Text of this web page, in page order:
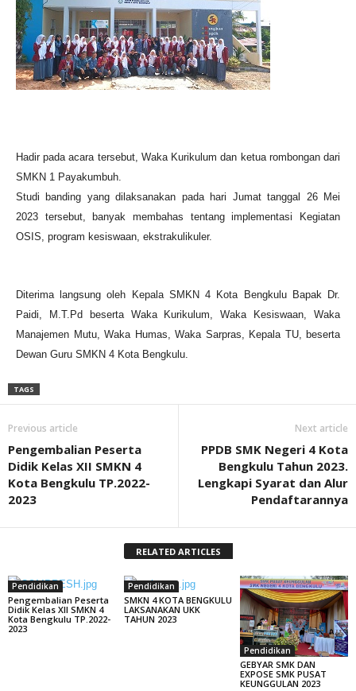
Hadir pada acara tersebut, Waka Kurikulum dan ketua rombongan dari
SMKN 1 Payakumbuh.
Studi banding yang dilaksanakan pada hari Jumat tanggal 26 Mei
2023 tersebut, banyak membahas tentang implementasi Kegiatan
OSIS, program kesiswaan, ekstrakulikuler.
Diterima langsung oleh Kepala SMKN 4 Kota Bengkulu Bapak Dr.
Paidi, M.T.Pd beserta Waka Kurikulum, Waka Kesiswaan, Waka
Manajemen Mutu, Waka Humas, Waka Sarpras, Kepala TU, beserta
Dewan Guru SMKN 4 Kota Bengkulu.
TAGS
Previous article
Pengembalian Peserta
Didik Kelas XII SMKN 4
Kota Bengkulu TP.2022-
2023
Next article
PPDB SMK Negeri 4 Kota
Bengkulu Tahun 2023.
Lengkapi Syarat dan Alur
Pendaftarannya
RELATED ARTICLES
Pendidikan
Pengembalian Peserta
Didik Kelas XII SMKN 4
Kota Bengkulu TP.2022-
2023
Pendidikan
SMKN 4 KOTA BENGKULU
LAKSANAKAN UKK
TAHUN 2023
Pendidikan
GEBYAR SMK DAN
EXPOSE SMK PUSAT
KEUNGGULAN 2023